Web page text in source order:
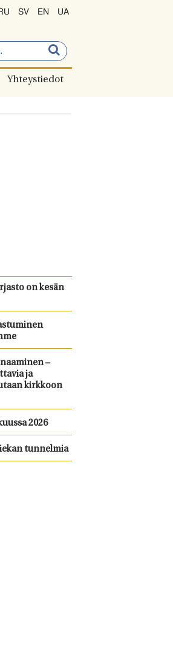
SV EN UA
Yhteystiedot
on kesän
–
ja
kirkkoon
2026
tunnelmia